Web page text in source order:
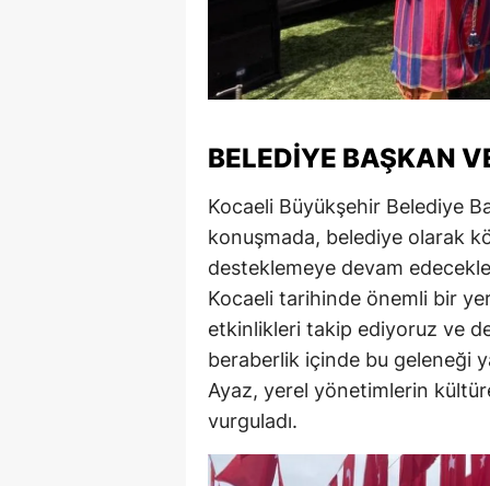
BELEDIYE BAŞKAN
Kocaeli Büyükşehir Belediye
konuşmada, belediye olarak
desteklemeye devam
Kocaeli tarihinde önemli bir
etkinlikleri takip ediyoruz ve
beraberlik içinde bu geleneği
Ayaz, yerel yönetimlerin
vurguladı.